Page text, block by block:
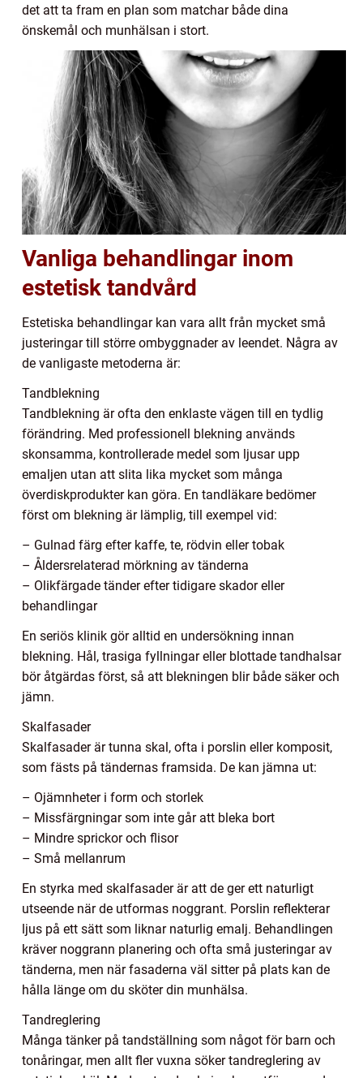
det att ta fram en plan som matchar både dina
önskemål och munhälsan i stort.
Vanliga behandlingar inom
estetisk tandvård
Estetiska behandlingar kan vara allt från mycket små
justeringar till större ombyggnader av leendet. Några av
de vanligaste metoderna är:
Tandblekning
Tandblekning är ofta den enklaste vägen till en tydlig
förändring. Med professionell blekning används
skonsamma, kontrollerade medel som ljusar upp
emaljen utan att slita lika mycket som många
överdiskprodukter kan göra. En tandläkare bedömer
först om blekning är lämplig, till exempel vid:
– Gulnad färg efter kaffe, te, rödvin eller tobak
– Åldersrelaterad mörkning av tänderna
– Olikfärgade tänder efter tidigare skador eller
behandlingar
En seriös klinik gör alltid en undersökning innan
blekning. Hål, trasiga fyllningar eller blottade tandhalsar
bör åtgärdas först, så att blekningen blir både säker och
jämn.
Skalfasader
Skalfasader är tunna skal, ofta i porslin eller komposit,
som fästs på tändernas framsida. De kan jämna ut:
– Ojämnheter i form och storlek
– Missfärgningar som inte går att bleka bort
– Mindre sprickor och flisor
– Små mellanrum
En styrka med skalfasader är att de ger ett naturligt
utseende när de utformas noggrant. Porslin reflekterar
ljus på ett sätt som liknar naturlig emalj. Behandlingen
kräver noggrann planering och ofta små justeringar av
tänderna, men när fasaderna väl sitter på plats kan de
hålla länge om du sköter din munhälsa.
Tandreglering
Många tänker på tandställning som något för barn och
tonåringar, men allt fler vuxna söker tandreglering av